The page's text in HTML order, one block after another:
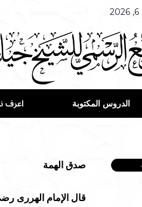
الدروس المكتوبة اعرف
صدق الهمة
قال الإمام الهررى